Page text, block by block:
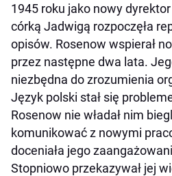
1945 roku jako nowy
córką Jadwigą rozpoczęła
opisów. Rosenow wspierał
przez następne dwa lata.
niezbędna do zrozumienia
Język polski stał się
Rosenow nie władał nim
komunikować z nowymi
doceniała jego
Stopniowo przekazywał jej